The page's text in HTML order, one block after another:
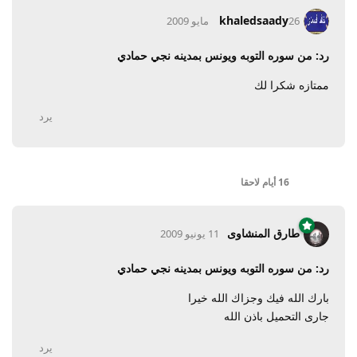
khaledsaady26 مايو 2009
رد: من سوره التوبه ويونس بمدينه نجي حمادي
ممتازه شكرا لك
يرد
16 أيام لاحقا
طارق المنشاوى 11 يونيو 2009
رد: من سوره التوبه ويونس بمدينه نجي حمادي
بارك الله فيك وجزاك الله خيرا
جارى التحميل باذن الله
يرد